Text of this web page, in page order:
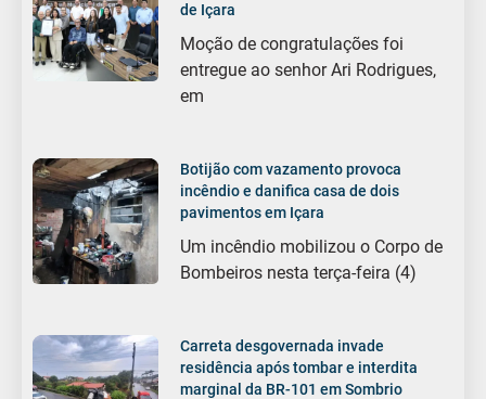
de Içara
Moção de congratulações foi
entregue ao senhor Ari Rodrigues,
em
Botijão com vazamento provoca
incêndio e danifica casa de dois
pavimentos em Içara
Um incêndio mobilizou o Corpo de
Bombeiros nesta terça-feira (4)
Carreta desgovernada invade
residência após tombar e interdita
marginal da BR-101 em Sombrio